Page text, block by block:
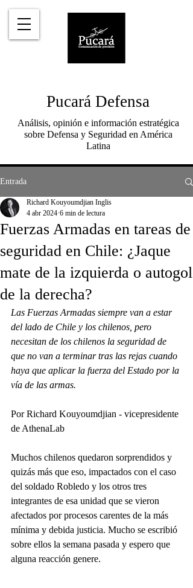
Pucará Defensa
Análisis, opinión e información estratégica
sobre Defensa y Seguridad en América
Latina
Entrada
Fuerzas Armadas en tareas de
seguridad en Chile: ¿Jaque
mate de la izquierda o autogol
de la derecha?
Richard Kouyoumdjian Inglis
4 abr 2024 6 min de lectura
Las Fuerzas Armadas siempre van a estar
del lado de Chile y los chilenos, pero
necesitan de los chilenos la seguridad de
que no van a terminar tras las rejas cuando
haya que aplicar la fuerza del Estado por la
vía de las armas.
Por Richard Kouyoumdjian - vicepresidente
de AthenaLab
Muchos chilenos quedaron sorprendidos y
quizás más que eso, impactados con el caso
del soldado Robledo y los otros tres
integrantes de esa unidad que se vieron
afectados por procesos carentes de la más
mínima y debida justicia. Mucho se escribió
sobre ellos la semana pasada y espero que
alguna reacción genere.